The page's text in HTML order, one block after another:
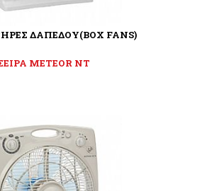
ΔΑΠΕΔΟΥ(BOX FANS)
METEOR NT